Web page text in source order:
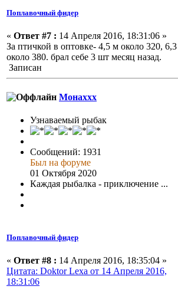
Поплавочный фидер
« Ответ #7 : 14 Апреля 2016, 18:31:06 »
За птичкой в оптовке- 4,5 м около 320, 6,3
около 380. брал себе 3 шт месяц назад.
Записан
Монаххх
Узнаваемый рыбак
Сообщений: 1931
Был на форуме
01 Октября 2020
Каждая рыбалка - приключение ...
Поплавочный фидер
« Ответ #8 : 14 Апреля 2016, 18:35:04 »
Цитата: Doktor Lexa от 14 Апреля 2016,
18:31:06